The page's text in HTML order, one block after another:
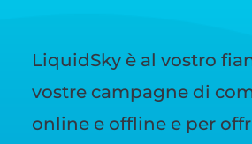
LiquidSky è al vostro
vostre campagne di
online e offline e per